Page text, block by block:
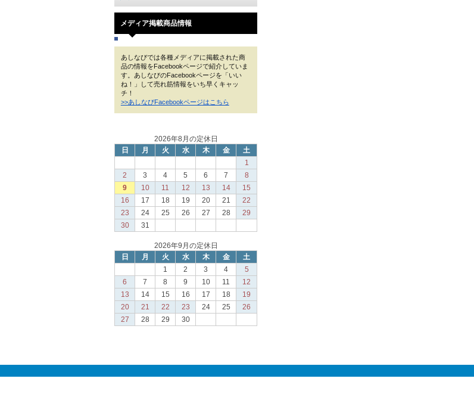
メディア掲載商品情報
あしなびでは各種メディアに掲載された商
品の情報をFacebookページで紹介していま
す。あしなびのFacebookページを「いい
ね！」して売れ筋情報をいち早くキャッ
チ！
>>あしなびFacebookページはこちら
2026年8月の定休日
日
月 火 水 木 金
土
1
2
3 4 5 6 7
8
9
10 11 12 13 14
15
16
17 18 19 20 21
22
23
24 25 26 27 28
29
30
31
2026年9月の定休日
日
月 火 水 木 金
土
1
2 3 4
5
6
7 8 9 10 11
12
13
14 15 16 17 18
19
20
21 22 23 24 25
26
27
28 29 30